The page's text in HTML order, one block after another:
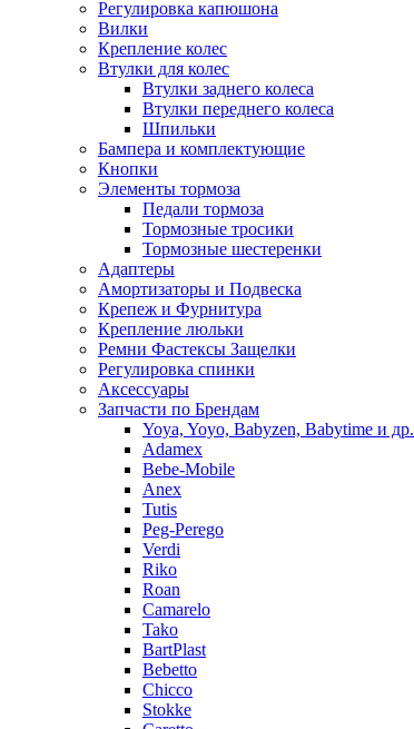
Регулировка капюшона
Вилки
Крепление колес
Втулки для колес
Втулки заднего колеса
Втулки переднего колеса
Шпильки
Бампера и комплектующие
Кнопки
Элементы тормоза
Педали тормоза
Тормозные тросики
Тормозные шестеренки
Адаптеры
Амортизаторы и Подвеска
Крепеж и Фурнитура
Крепление люльки
Ремни Фастексы Защелки
Регулировка спинки
Аксессуары
Запчасти по Брендам
Yoya, Yoyo, Babyzen, Babytime и др.
Adamex
Bebe-Mobile
Anex
Tutis
Peg-Perego
Verdi
Riko
Roan
Camarelo
Tako
BartPlast
Bebetto
Chicco
Stokke